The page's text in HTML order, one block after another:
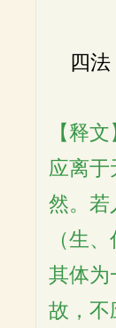
四法
【释
应离于
然。若
（生
其体为
故，不